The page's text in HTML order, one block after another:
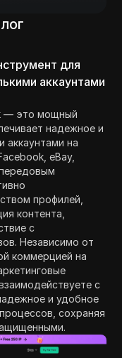
для
аккаунтами
— это мощный
надежное и
аккаунтами на
eBay,
профилей,
контента,
с
Независимо от
коммерцией на
с
и удобное
сохраняя